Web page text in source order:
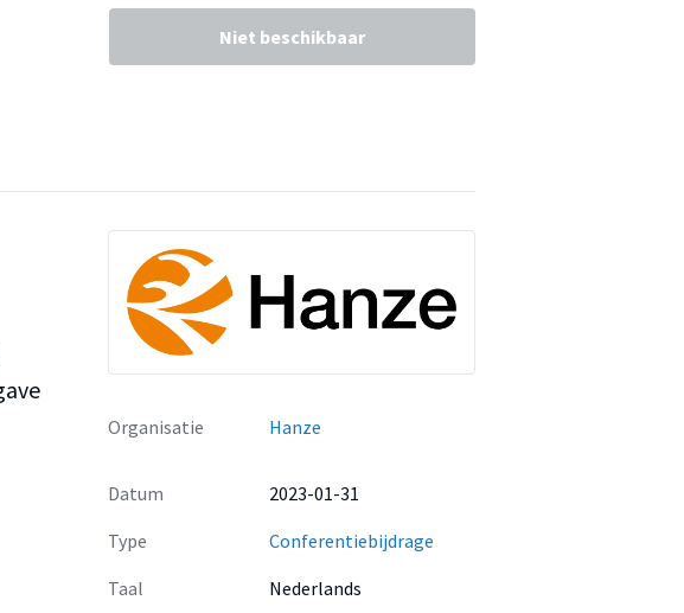
Niet beschikbaar
Organisatie Hanze
Datum
2023-01-31
Type
Conferentiebijdrage
Taal
Nederlands